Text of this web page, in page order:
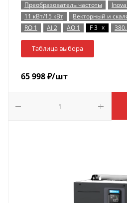
Преобразователь частоты
11 кВт/15 кВт
Векторный и
RO 1
AI 2 AO 1 F 3 x
Таблица выбора
65 998₽/шт